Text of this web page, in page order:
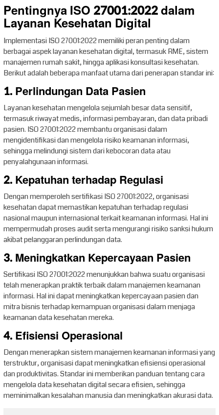
Pentingnya ISO 27001:2022 dalam
Layanan Kesehatan Digital
Implementasi ISO 27001:2022 memiliki peran penting dalam
berbagai aspek layanan kesehatan digital, termasuk RME, sistem
manajemen rumah sakit, hingga aplikasi konsultasi kesehatan.
Berikut adalah beberapa manfaat utama dari penerapan standar ini:
1. Perlindungan Data Pasien
Layanan kesehatan mengelola sejumlah besar data sensitif,
termasuk riwayat medis, informasi pembayaran, dan data pribadi
pasien. ISO 27001:2022 membantu organisasi dalam
mengidentifikasi dan mengelola risiko keamanan informasi,
sehingga melindungi sistem dari kebocoran data atau
penyalahgunaan informasi.
2. Kepatuhan terhadap Regulasi
Dengan memperoleh sertifikasi ISO 27001:2022, organisasi
kesehatan dapat memastikan kepatuhan terhadap regulasi
nasional maupun internasional terkait keamanan informasi. Hal ini
mempermudah proses audit serta mengurangi risiko sanksi hukum
akibat pelanggaran perlindungan data.
3. Meningkatkan Kepercayaan Pasien
Sertifikasi ISO 27001:2022 menunjukkan bahwa suatu organisasi
telah menerapkan praktik terbaik dalam manajemen keamanan
informasi. Hal ini dapat meningkatkan kepercayaan pasien dan
mitra bisnis terhadap kemampuan organisasi dalam menjaga
keamanan data kesehatan mereka.
4. Efisiensi Operasional
Dengan menerapkan sistem manajemen keamanan informasi yang
terstruktur, organisasi dapat meningkatkan efisiensi operasional
dan produktivitas. Standar ini memberikan panduan tentang cara
mengelola data kesehatan digital secara efisien, sehingga
meminimalkan kesalahan manusia dan meningkatkan akurasi data.